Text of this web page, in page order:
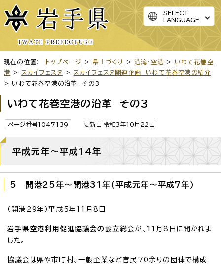
SELECT
LANGUAGE
現在の位置： トップページ > 県土づくり >港湾・空港 >
いわて花巻空
港 > スカイフェスタ > スカイフェスタ関連企画 いわて花巻空港の紹介
> いわて花巻空港の沿革 その3
いわて花巻空港の沿革 その3
ページ番号1047139 更新日 令和3年10月22日
平成元年～平成14年
5 開港25年～開港31年（平成元年～平成7年）
（開港29年）平成5年11月8日
岩手県空港利用促進協議会の設立総会が、11月8日に開かれま
した。
協議会は県や市町村、一般企業など官民70余りの団体で構成